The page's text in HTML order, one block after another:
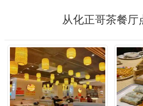
从化正哥茶餐厅